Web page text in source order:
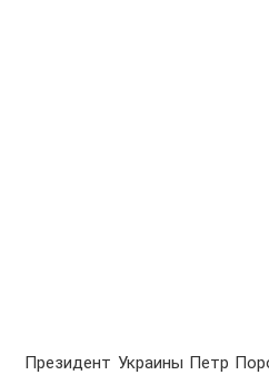
Президент Украины Петр